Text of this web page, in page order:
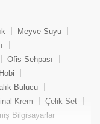
Meyve Suyu
Ofis Sehpası
Hobi
Bulucu
Krem
Çelik Set
Bilgisayarlar